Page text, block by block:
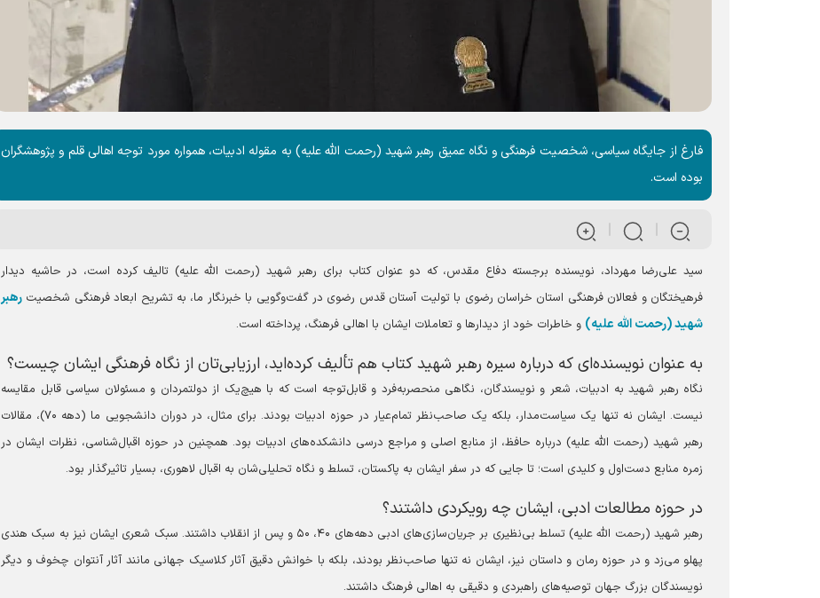
فارغ از جایگاه سیاسی، شخصیت فرهنگی و نگاه عمیق رهبر شهید (رحمت الله علیه) به مقوله ادبیات، همواره مورد توجه اهالی قلم و پژوهشگران
بوده است.
سید علی‌رضا مهرداد، نویسنده برجسته دفاع مقدس، که دو عنوان کتاب برای رهبر شهید (رحمت الله علیه) تالیف کرده است، در حاشیه دیدار
فرهیختگان و فعالان فرهنگی استان خراسان رضوی با تولیت آستان قدس رضوی در گفت‌وگویی با خبرنگار ما، به تشریح ابعاد فرهنگی شخصیت رهبر
شهید (رحمت الله علیه) و خاطرات خود از دیدار‌ها و تعاملات ایشان با اهالی فرهنگ، پرداخته است.
به عنوان نویسنده‌ای که درباره سیره رهبر شهید کتاب هم تألیف کرده‌اید، ارزیابی‌تان از نگاه فرهنگی ایشان چیست؟
نگاه رهبر شهید به ادبیات، شعر و نویسندگان، نگاهی منحصر‌به‌فرد و قابل‌توجه است که با هیچ‌یک از دولتمردان و مسئولان سیاسی قابل مقایسه
نیست. ایشان نه تنها یک سیاست‌مدار، بلکه یک صاحب‌نظر تمام‌عیار در حوزه ادبیات بودند. برای مثال، در دوران دانشجویی ما (دهه ۷۰)، مقالات
رهبر شهید (رحمت الله علیه) درباره حافظ، از منابع اصلی و مراجع درسی دانشکده‌های ادبیات بود. همچنین در حوزه اقبال‌شناسی، نظرات ایشان در
زمره منابع دست‌اول و کلیدی است؛ تا جایی که در سفر ایشان به پاکستان، تسلط و نگاه تحلیلی‌شان به اقبال لاهوری، بسیار تاثیرگذار بود.
در حوزه مطالعات ادبی، ایشان چه رویکردی داشتند؟
رهبر شهید (رحمت الله علیه) تسلط بی‌نظیری بر جریان‌سازی‌های ادبی دهه‌های ۴۰، ۵۰ و پس از انقلاب داشتند. سبک شعری ایشان نیز به سبک هندی
پهلو می‌زد و در حوزه رمان و داستان نیز، ایشان نه تنها صاحب‌نظر بودند، بلکه با خوانش دقیق آثار کلاسیک جهانی مانند آثار آنتوان چخوف و دیگر
نویسندگان بزرگ جهان توصیه‌های راهبردی و دقیقی به اهالی فرهنگ داشتند.